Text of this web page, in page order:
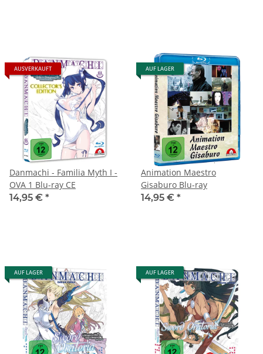
AUSVERKAUFT
Danmachi - Familia Myth I -
OVA 1 Blu-ray CE
14,95 € *
AUF LAGER
Animation Maestro
Gisaburo Blu-ray
14,95 € *
AUF LAGER AUF LAGER